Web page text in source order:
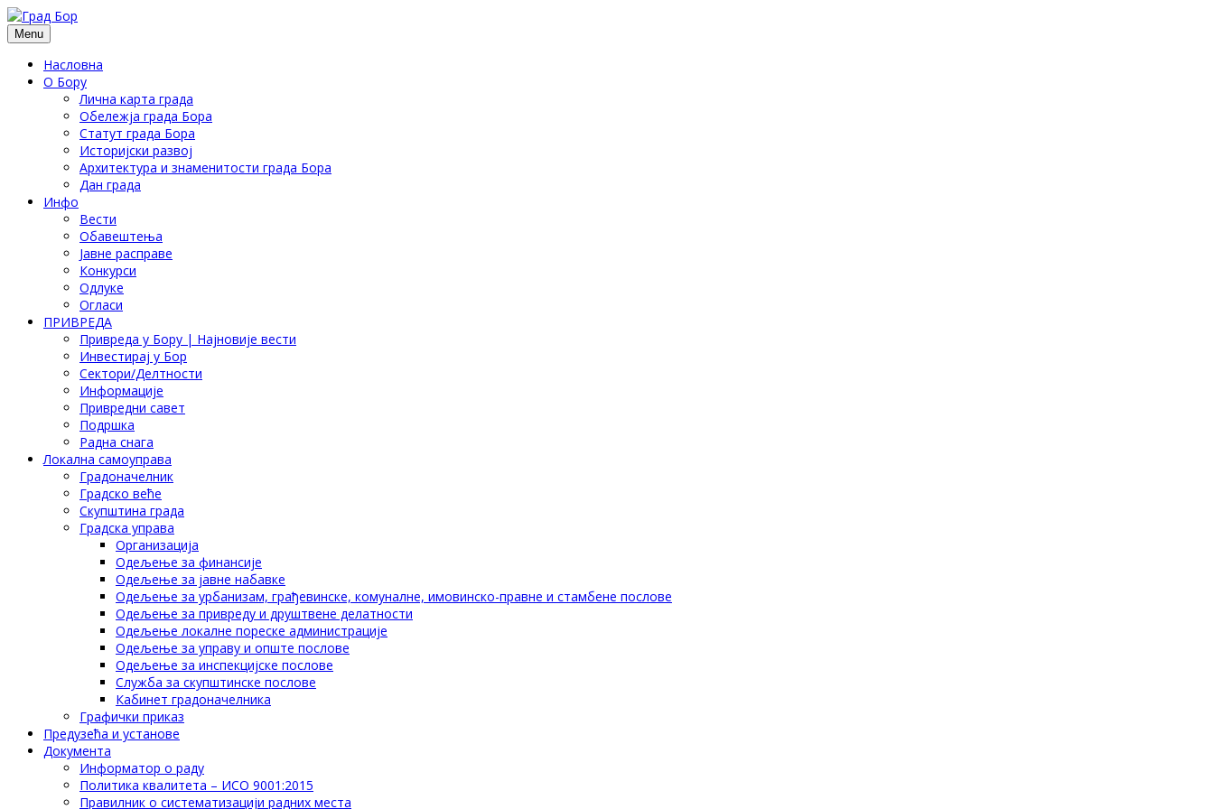
Menu
Насловна
О Бору
Лична карта града
Обележја града Бора
Статут града Бора
Историјски развој
Архитектура и знаменитости града Бора
Дан града
Инфо
Вести
Обавештења
Јавне расправе
Конкурси
Одлуке
Огласи
ПРИВРЕДА
Привреда у Бору | Најновије вести
Инвестирај у Бор
Сектори/Делтности
Информације
Привредни савет
Подршка
Радна снага
Локална самоуправа
Градоначелник
Градско веће
Скупштина града
Градска управа
Организација
Одељење за финансије
Одељење за јавне набавке
Одељење за урбанизам, грађевинске, комуналне, имовинско-правне и стамбене послове
Одељење за привреду и друштвене делатности
Одељење локалне пореске администрације
Одељење за управу и опште послове
Одељење за инспекцијске послове
Служба за скупштинске послове
Кабинет градоначелника
Графички приказ
Предузећа и установе
Документа
Информатор о раду
Политика квалитета – ИСО 9001:2015
Правилник о систематизацији радних места